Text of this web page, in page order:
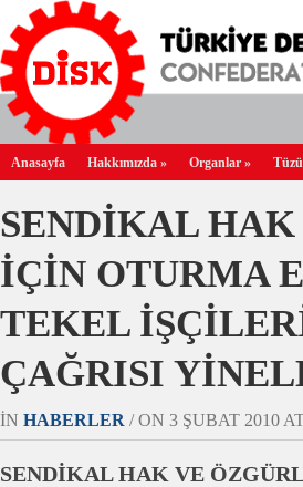
Anasayfa Hakkımızda » Organlar »
SENDİKAL
İÇİN OTURMA
TEKEL
ÇAĞRISI
IN HABERLER / ON 3 ŞUBAT 2010
SENDİKAL HAK VE